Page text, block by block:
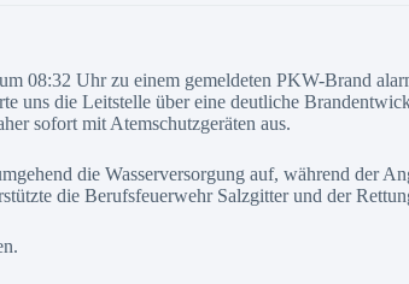
08:32 Uhr zu einem gemeldeten PKW-Brand
uns die Leitstelle über eine deutliche
sofort mit Atemschutzgeräten aus.
die Wasserversorgung auf, während der
die Berufsfeuerwehr Salzgitter und der